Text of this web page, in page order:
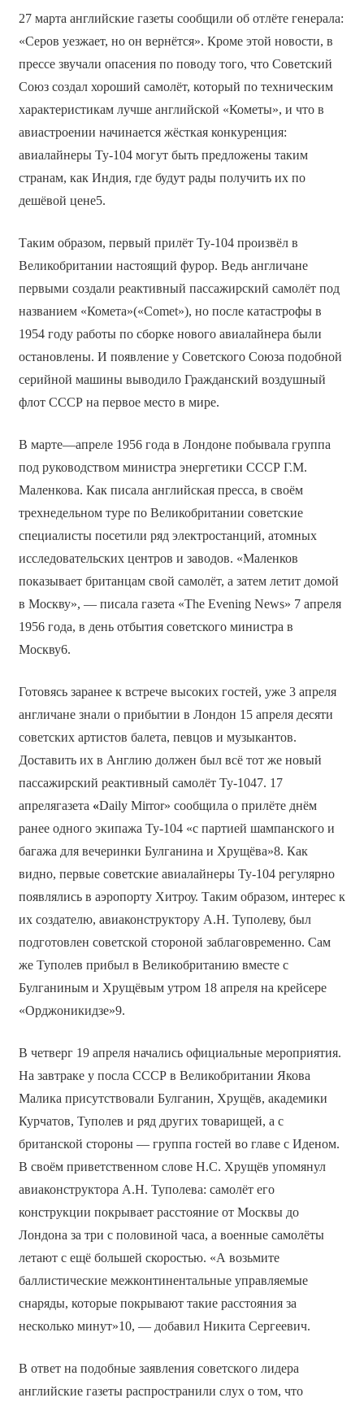
27 марта английские газеты сообщили об отлёте генерала:
«Серов уезжает, но он вернётся». Кроме этой новости, в
прессе звучали опасения по поводу того, что Советский
Союз создал хороший самолёт, который по техническим
характеристикам лучше английской «Кометы», и что в
авиастроении начинается жёсткая конкуренция:
авиалайнеры Ту-104 могут быть предложены таким
странам, как Индия, где будут рады получить их по
дешёвой цене5.
Таким образом, первый прилёт Ту-104 произвёл в
Великобритании настоящий фурор. Ведь англичане
первыми создали реактивный пассажирский самолёт под
названием «Комета»(«Comet»), но после катастрофы в
1954 году работы по сборке нового авиалайнера были
остановлены. И появление у Советского Союза подобной
серийной машины выводило Гражданский воздушный
флот СССР на первое место в мире.
В марте—апреле 1956 года в Лондоне побывала группа
под руководством министра энергетики СССР Г.М.
Маленкова. Как писала английская пресса, в своём
трехнедельном туре по Великобритании советские
специалисты посетили ряд электростанций, атомных
исследовательских центров и заводов. «Маленков
показывает британцам свой самолёт, а затем летит домой
в Москву», — писала газета «The Evening News» 7 апреля
1956 года, в день отбытия советского министра в
Москву6.
Готовясь заранее к встрече высоких гостей, уже 3 апреля
англичане знали о прибытии в Лондон 15 апреля десяти
советских артистов балета, певцов и музыкантов.
Доставить их в Англию должен был всё тот же новый
пассажирский реактивный самолёт Ту-1047. 17
апрелягазета «Daily Mirror» сообщила о прилёте днём
ранее одного экипажа Ту-104 «с партией шампанского и
багажа для вечеринки Булганина и Хрущёва»8. Как
видно, первые советские авиалайнеры Ту-104 регулярно
появлялись в аэропорту Хитроу. Таким образом, интерес к
их создателю, авиаконструктору А.Н. Туполеву, был
подготовлен советской стороной заблаговременно. Сам
же Туполев прибыл в Великобританию вместе с
Булганиным и Хрущёвым утром 18 апреля на крейсере
«Орджоникидзе»9.
В четверг 19 апреля начались официальные мероприятия.
На завтраке у посла СССР в Великобритании Якова
Малика присутствовали Булганин, Хрущёв, академики
Курчатов, Туполев и ряд других товарищей, а с
британской стороны — группа гостей во главе с Иденом.
В своём приветственном слове Н.С. Хрущёв упомянул
авиаконструктора А.Н. Туполева: самолёт его
конструкции покрывает расстояние от Москвы до
Лондона за три с половиной часа, а военные самолёты
летают с ещё большей скоростью. «А возьмите
баллистические межконтинентальные управляемые
снаряды, которые покрывают такие расстояния за
несколько минут»10, — добавил Никита Сергеевич.
В ответ на подобные заявления советского лидера
английские газеты распространили слух о том, что